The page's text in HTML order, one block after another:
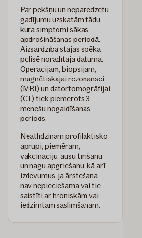
Par pēkšņu un neparedzētu
gadījumu uzskatām tādu,
kura simptomi sākas
apdrošināšanas periodā.
Aizsardzība stājas spēkā
polisē norādītajā datumā.
Operācijām, biopsijām,
magnētiskajai rezonansei
(MRI) un datortomogrāfijai
(CT) tiek piemērots 3
mēnešu nogaidīšanas
periods.
Neatlīdzinām profilaktisko
aprūpi, piemēram,
vakcināciju, ausu tīrīšanu
un nagu apgriešanu, kā arī
izdevumus, ja ārstēšana
nav nepieciešama vai tie
saistīti ar hroniskām vai
iedzimtām saslimšanām.